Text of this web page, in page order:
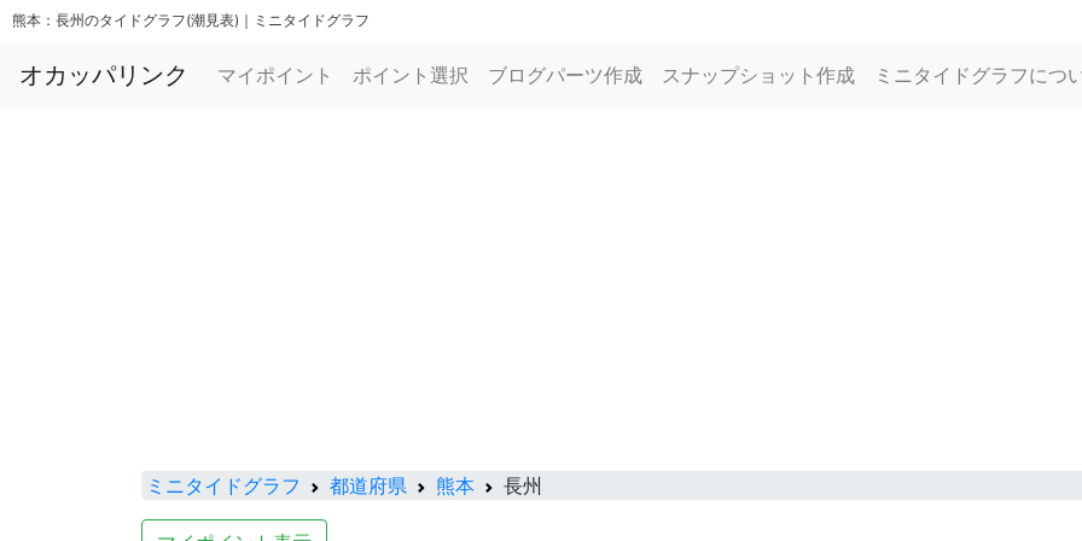
熊本：長州のタイドグラフ(潮見表)｜ミニタイドグラフ
オカッパリンク マイポイント ポイント選択 ブログパーツ作成 スナップショット作成 ミニタイドグラフにつ
ミニタイドグラフ 都道府県 熊本 長州